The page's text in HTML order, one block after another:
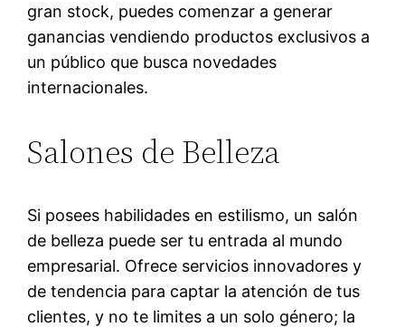
gran stock, puedes comenzar a generar
ganancias vendiendo productos exclusivos a
un público que busca novedades
internacionales.
Salones de Belleza
Si posees habilidades en estilismo, un salón
de belleza puede ser tu entrada al mundo
empresarial. Ofrece servicios innovadores y
de tendencia para captar la atención de tus
clientes, y no te limites a un solo género; la